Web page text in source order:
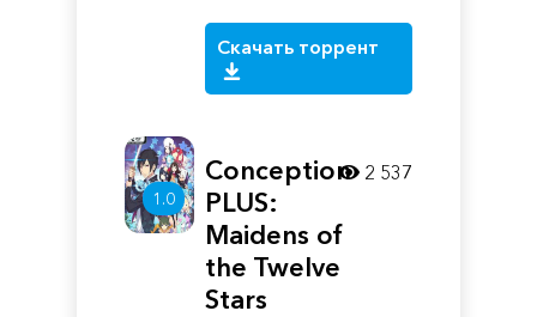
Скачать торрент
1.0
Conception
PLUS:
Maidens of
the Twelve
Stars
2 537